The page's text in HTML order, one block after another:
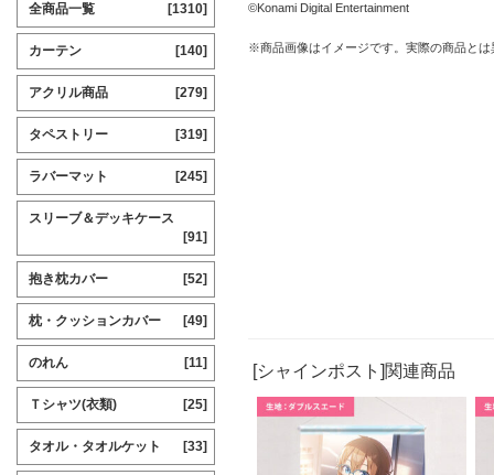
©Konami Digital Entertainment
※商品画像はイメージです。実際の商品と
[シャインポスト]関連商品
全商品一覧 [1310]
カーテン [140]
アクリル商品 [279]
タペストリー [319]
ラバーマット [245]
スリーブ＆デッキケース
[91]
抱き枕カバー [52]
枕・クッションカバー [49]
のれん [11]
Ｔシャツ(衣類) [25]
タオル・タオルケット [33]